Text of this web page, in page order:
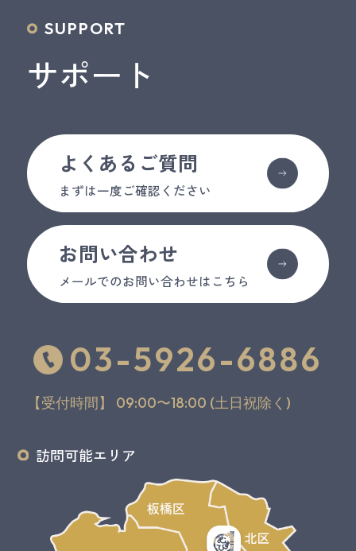
SUPPORT
サポート
よくあるご質問
まずは一度ご確認ください
お問い合わせ
メールでのお問い合わせはこちら
03-5926-6886
【受付時間】 09:00〜18:00 (土日祝除く)
訪問可能エリア